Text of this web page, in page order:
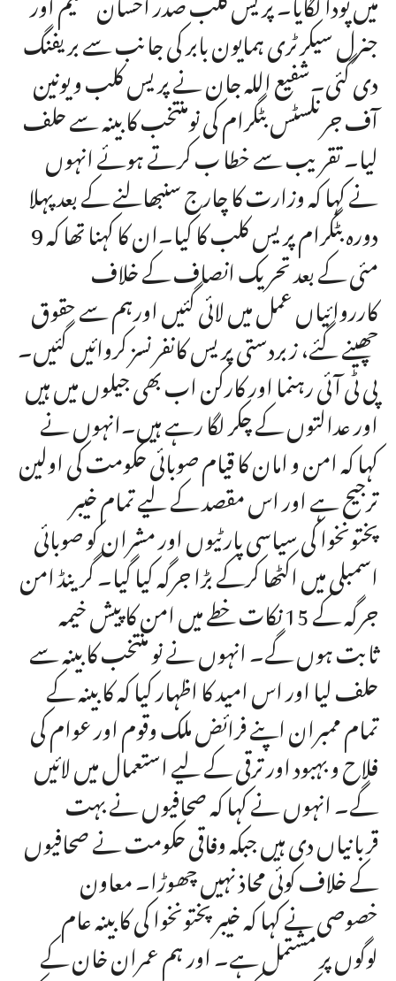
جنرل سیکرٹری ہمایون بابر کی جانب سے بریفنگ
دی گئی۔شفیع اللہ جان نے پریس کلب و یونین
آف جرنلسٹس بٹگرام کی نومنتخب کابینہ سے حلف
لیا۔ تقریب سے خطا ب کرتے ہوئے انہوں
نے کہا کہ وزارت کا چارج سنبھالنے کے بعدپہلا
دورہ بٹگرام پریس کلب کا کیا۔ان کا کہنا تھا کہ 9
مئی کے بعد تحریک انصاف کے خلاف
کارروائیاں عمل میں لائی گئیں اورہم سے حقوق
چھینے گئے، زبردستی پریس کانفرنسز کروائیں گئیں۔
پی ٹی آئی رہنما اور کارکن اب بھی جیلوں میں ہیں
اور عدالتوں کے چکر لگا رہے ہیں۔انہوں نے
کہا کہ امن و امان کا قیام صوبائی حکومت کی اولین
ترجیح ہے اور اس مقصد کے لیے تمام خیبر
پختونخوا کی سیاسی پارٹیوں اور مشران کو صوبائی
اسمبلی میں اکٹھا کرکے بڑا جرگہ کیا گیا۔ گرینڈ امن
جرگہ کے 15 نکات خطے میں امن کا پیش خیمہ
ثابت ہوں گے۔ انہوں نے نو منتخب کابینہ سے
حلف لیا اور اس امید کا اظہار کیا کہ کابینہ کے
تمام ممبران اپنے فرائض ملک وقوم اور عوام کی
فلاح و بہبود اور ترقی کے لیے استعمال میں لائیں
گے۔ انہوں نے کہا کہ صحافیوں نے بہت
قربانیاں دی ہیں جبکہ وفاقی حکومت نے صحافیوں
کے خلاف کوئی محاذ نہیں چھوڑا۔ معاون
خصوصی نے کہا کہ خیبر پختونخوا کی کابینہ عام
لوگوں پر مشتمل ہے۔ اور ہم عمران خان کے